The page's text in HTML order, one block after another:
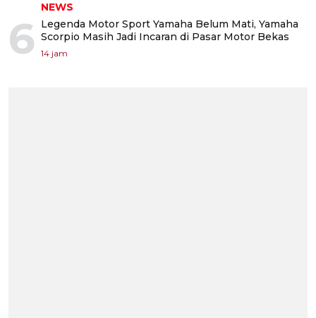
6
NEWS
Legenda Motor Sport Yamaha Belum Mati, Yamaha
Scorpio Masih Jadi Incaran di Pasar Motor Bekas
14 jam